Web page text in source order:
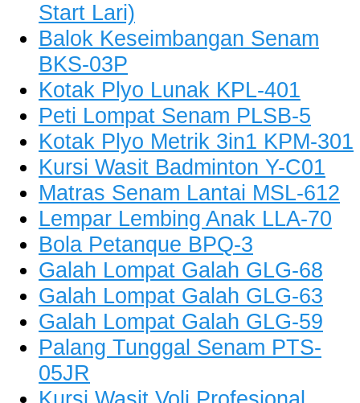
Start Lari)
Balok Keseimbangan Senam
BKS-03P
Kotak Plyo Lunak KPL-401
Peti Lompat Senam PLSB-5
Kotak Plyo Metrik 3in1 KPM-301
Kursi Wasit Badminton Y-C01
Matras Senam Lantai MSL-612
Lempar Lembing Anak LLA-70
Bola Petanque BPQ-3
Galah Lompat Galah GLG-68
Galah Lompat Galah GLG-63
Galah Lompat Galah GLG-59
Palang Tunggal Senam PTS-
05JR